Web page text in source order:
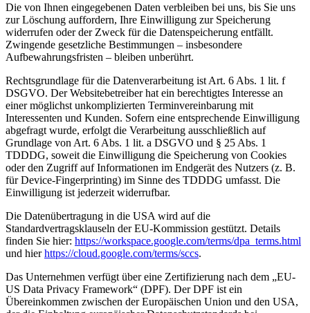
Die von Ihnen eingegebenen Daten verbleiben bei uns, bis Sie uns
zur Löschung auffordern, Ihre Einwilligung zur Speicherung
widerrufen oder der Zweck für die Datenspeicherung entfällt.
Zwingende gesetzliche Bestimmungen – insbesondere
Aufbewahrungsfristen – bleiben unberührt.
Rechtsgrundlage für die Datenverarbeitung ist Art. 6 Abs. 1 lit. f
DSGVO. Der Websitebetreiber hat ein berechtigtes Interesse an
einer möglichst unkomplizierten Terminvereinbarung mit
Interessenten und Kunden. Sofern eine entsprechende Einwilligung
abgefragt wurde, erfolgt die Verarbeitung ausschließlich auf
Grundlage von Art. 6 Abs. 1 lit. a DSGVO und § 25 Abs. 1
TDDDG, soweit die Einwilligung die Speicherung von Cookies
oder den Zugriff auf Informationen im Endgerät des Nutzers (z. B.
für Device-Fingerprinting) im Sinne des TDDDG umfasst. Die
Einwilligung ist jederzeit widerrufbar.
Die Datenübertragung in die USA wird auf die
Standardvertragsklauseln der EU-Kommission gestützt. Details
finden Sie hier: https://workspace.google.com/terms/dpa_terms.html
und hierhttps://cloud.google.com/terms/sccs.
Das Unternehmen verfügt über eine Zertifizierung nach dem „EU-
US Data Privacy Framework“ (DPF). Der DPF ist ein
Übereinkommen zwischen der Europäischen Union und den USA,